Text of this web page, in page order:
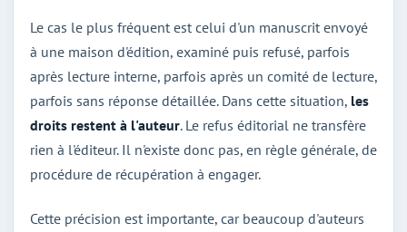
Le cas le plus fréquent est celui d'un manuscrit envoyé
à une maison d'édition, examiné puis refusé, parfois
après lecture interne, parfois après un comité de lecture,
parfois sans réponse détaillée. Dans cette situation, les
droits restent à l'auteur. Le refus éditorial ne transfère
rien à l'éditeur. Il n'existe donc pas, en règle générale, de
procédure de récupération à engager.
Cette précision est importante, car beaucoup d'auteurs